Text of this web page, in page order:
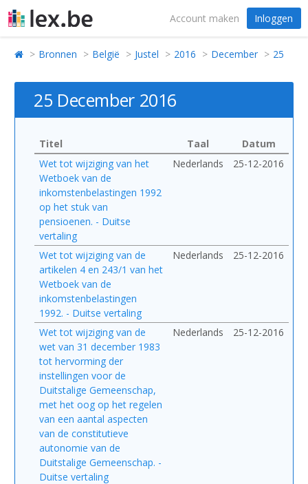
Account maken Inloggen
Bronnen België Justel 2016 December 25
25 December 2016
Titel Taal
Datum
Wet tot wijziging van het
Wetboek van de
inkomstenbelastingen 1992
op het stuk van
pensioenen. - Duitse
vertaling
Nederlands 25-12-2016
Wet tot wijziging van de
artikelen 4 en 243/1 van het
Wetboek van de
inkomstenbelastingen
1992. - Duitse vertaling
Nederlands 25-12-2016
Wet tot wijziging van de
wet van 31 december 1983
tot hervorming der
instellingen voor de
Duitstalige Gemeenschap,
met het oog op het regelen
van een aantal aspecten
van de constitutieve
autonomie van de
Duitstalige Gemeenschap. -
Duitse vertaling
Nederlands 25-12-2016